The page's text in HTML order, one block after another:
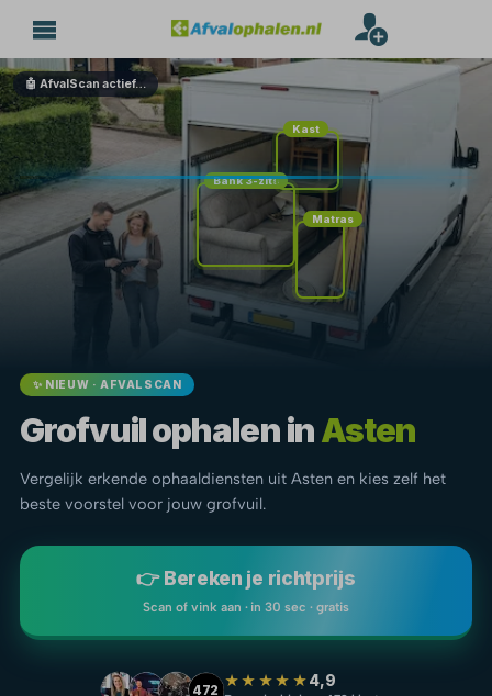
🤖 AfvalScan actief…
Bank 3-zits
Matras
Kast
✨ NIEUW · AFVALSCAN
Grofvuil ophalen inAsten
Vergelijk erkende ophaaldiensten uit Asten en kies zelf het
beste voorstel voor jouw grofvuil.
👉 Bereken je richtprijs
Scan of vink aan · in 30 sec · gratis
472 ★★★★★4,9